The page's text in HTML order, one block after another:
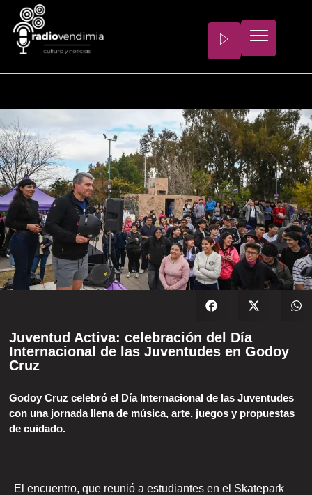
Juventud Activa: celebración del Día
Internacional de las Juventudes en Godoy
Cruz
Godoy Cruz celebró el Día Internacional de las Juventudes
con una jornada llena de música, arte, juegos y propuestas
de cuidado.
El encuentro, que reunió a estudiantes en el Skatepark